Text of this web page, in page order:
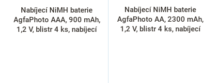
Nabíjecí NiMH baterie
AgfaPhoto AAA, 900 mAh,
1,2 V, blistr 4 ks, nabíjecí
Nabíjecí NiMH baterie
AgfaPhoto AA, 2300 mAh,
1,2 V, blistr 4 ks, nabíjecí